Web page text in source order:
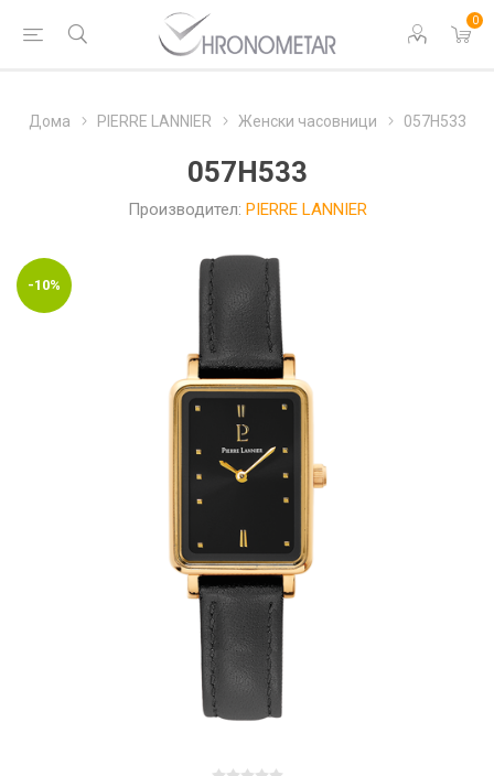
0
Дома PIERRE LANNIER Женски часовници 057H533
057H533
Производител: PIERRE LANNIER
-10%